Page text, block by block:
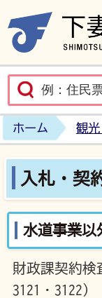
ホーム 観
入札・契
水道事業以
財政課契約検
3121・3122）